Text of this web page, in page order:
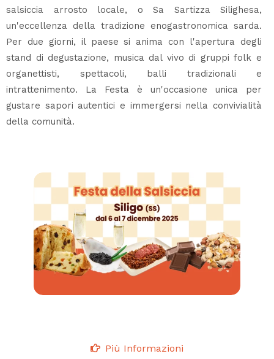
salsiccia arrosto locale, o Sa Sartizza Silighesa,
un'eccellenza della tradizione enogastronomica sarda.
Per due giorni, il paese si anima con l'apertura degli
stand di degustazione, musica dal vivo di gruppi folk e
organettisti, spettacoli, balli tradizionali e
intrattenimento. La Festa è un'occasione unica per
gustare sapori autentici e immergersi nella convivialità
della comunità.
Più Informazioni